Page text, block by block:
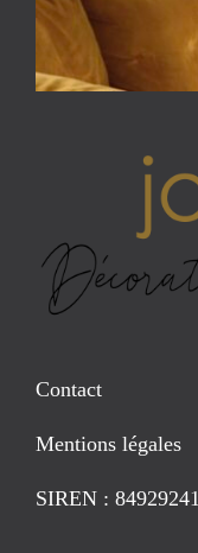
Contact
Mentions légales
SIREN : 84929241